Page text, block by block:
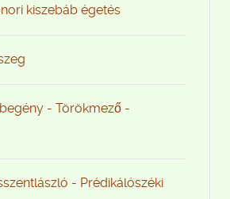
kiszebáb égetés
- Törökmező -
- Prédikálószéki